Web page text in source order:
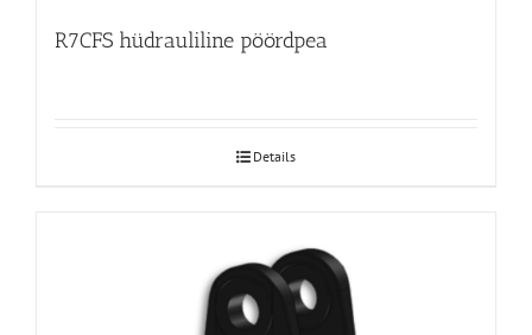
R7CFS hüdrauliline pöördpea
Details